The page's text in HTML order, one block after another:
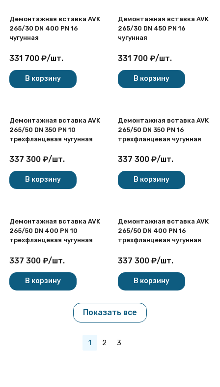
Демонтажная вставка AVK
265/30 DN 400 PN 16
чугунная
331 700 ₽/шт.
В корзину
Демонтажная вставка AVK
265/30 DN 450 PN 16
чугунная
331 700 ₽/шт.
В корзину
Демонтажная вставка AVK
265/50 DN 350 PN 10
трехфланцевая чугунная
337 300 ₽/шт.
В корзину
Демонтажная вставка AVK
265/50 DN 350 PN 16
трехфланцевая чугунная
337 300 ₽/шт.
В корзину
Демонтажная вставка AVK
265/50 DN 400 PN 10
трехфланцевая чугунная
337 300 ₽/шт.
В корзину
Демонтажная вставка AVK
265/50 DN 400 PN 16
трехфланцевая чугунная
337 300 ₽/шт.
В корзину
Показать все
1 2 3